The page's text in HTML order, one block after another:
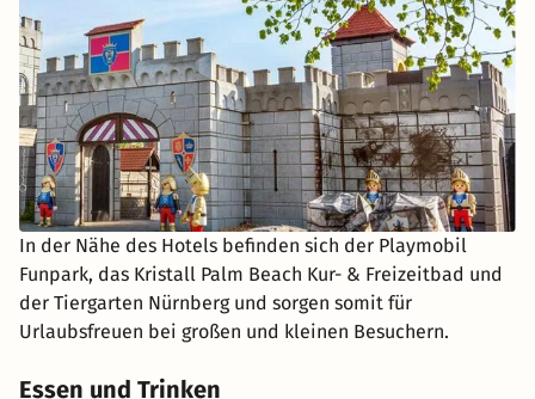
In der Nähe des Hotels befinden sich der Playmobil
Funpark, das Kristall Palm Beach Kur- & Freizeitbad und
der Tiergarten Nürnberg und sorgen somit für
Urlaubsfreuen bei großen und kleinen Besuchern.
Essen und Trinken